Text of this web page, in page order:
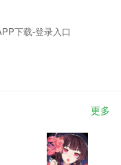
下载-登录入口
更多